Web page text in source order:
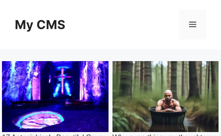
contentMy CMS Menu